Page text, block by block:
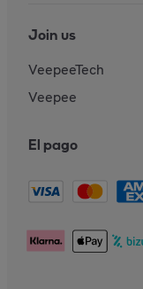
Join us
VeepeeTech
Veepee
El pago